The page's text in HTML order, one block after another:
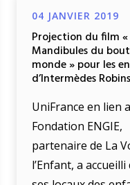
04 JANVIER 2019
Projection du film «
Mandibules du
monde » pour les
d’Intermèdes
UniFrance en lien
Fondation ENGIE,
partenaire de La
l’Enfant, a accueilli